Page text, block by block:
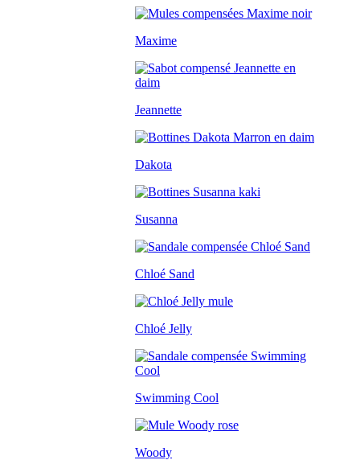
Maxime
Jeannette
Dakota
Susanna
Chloé Sand
Chloé Jelly
Swimming Cool
Woody